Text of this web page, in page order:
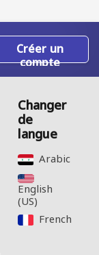
Créer un
compte
Changer
de
langue
Arabic‎
English
(US)‎
French‎